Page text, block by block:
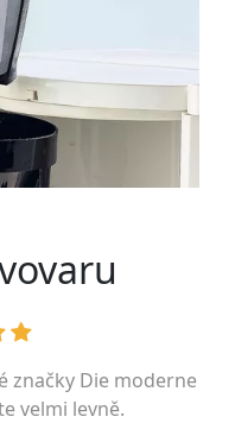
značky Die moderne
velmi levně.